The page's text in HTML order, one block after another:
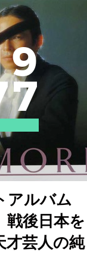
9
7
アルバム
戦後日本を
才芸人の純